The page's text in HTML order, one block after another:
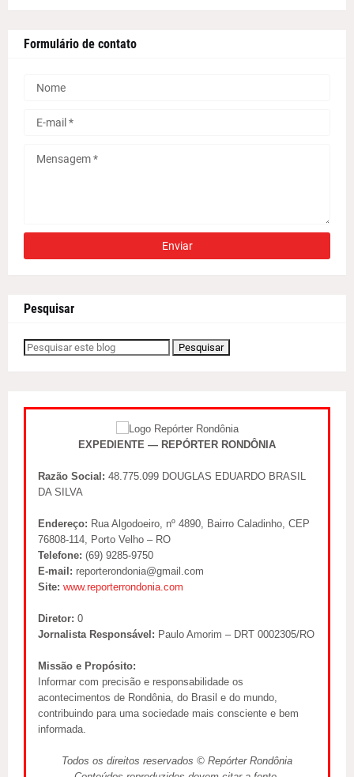
Formulário de contato
Pesquisar
EXPEDIENTE — REPÓRTER RONDÔNIA
Razão Social: 48.775.099 DOUGLAS EDUARDO BRASIL
DA SILVA
Endereço: Rua Algodoeiro, nº 4890, Bairro Caladinho, CEP
76808-114, Porto Velho – RO
Telefone: (69) 9285-9750
E-mail: reporterondonia@gmail.com
Site: www.reporterrondonia.com
Diretor: 0
Jornalista Responsável: Paulo Amorim – DRT 0002305/RO
Missão e Propósito:
Informar com precisão e responsabilidade os
acontecimentos de Rondônia, do Brasil e do mundo,
contribuindo para uma sociedade mais consciente e bem
informada.
Todos os direitos reservados © Repórter Rondônia